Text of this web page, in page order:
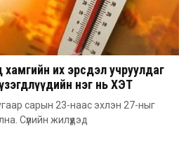
их эрсдэл учруулдаг
нэг нь ХЭТ
сарын 23-наас эхлэн 27-ныг
Сүүлийн жилүүдэд